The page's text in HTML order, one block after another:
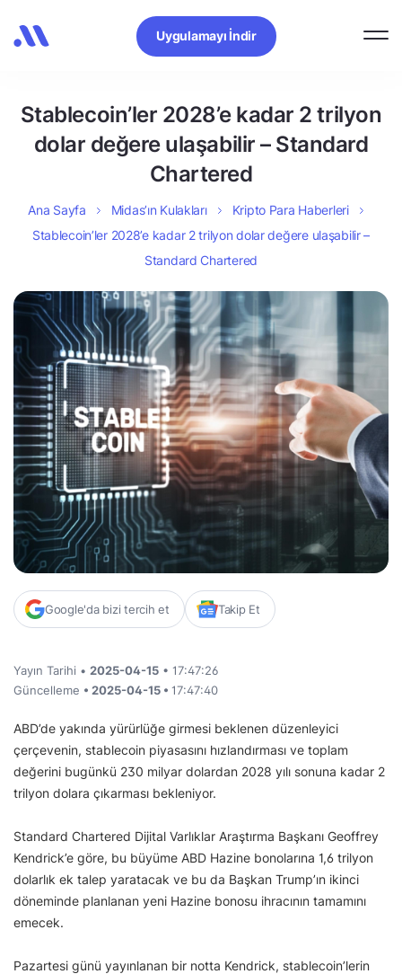
Uygulamayı İndir
Stablecoin’ler 2028’e kadar 2 trilyon
dolar değere ulaşabilir – Standard
Chartered
Ana Sayfa Midas’ın Kulakları
Kripto Para Haberleri
Stablecoin’ler 2028’e kadar 2 trilyon dolar değere ulaşabilir –
Standard Chartered
Google'da bizi tercih et Takip Et
Yayın Tarihi • 2025-04-15 • 17:47:26
Güncelleme • 2025-04-15 • 17:47:40
ABD’de yakında yürürlüğe girmesi beklenen düzenleyici
çerçevenin, stablecoin piyasasını hızlandırması ve toplam
değerini bugünkü 230 milyar dolardan 2028 yılı sonuna kadar 2
trilyon dolara çıkarması bekleniyor.
Standard Chartered Dijital Varlıklar Araştırma Başkanı Geoffrey
Kendrick’e göre, bu büyüme ABD Hazine bonolarına 1,6 trilyon
dolarlık ek talep yaratacak ve bu da Başkan Trump’ın ikinci
döneminde planlanan yeni Hazine bonosu ihracının tamamını
emecek.
Pazartesi günü yayınlanan bir notta Kendrick, stablecoin’lerin